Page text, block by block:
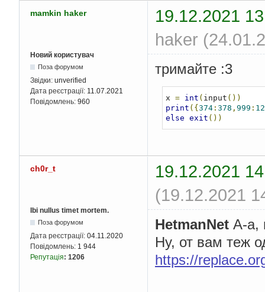
mamkin haker
19.12.2021
haker
Новий користувач
Поза форумом
Звідки: unverified
Дата реєстрації: 11.07.2021
Повідомлень: 960
тримайте :3
x = int ( input ())
print ({374: 378 , 999 :
else exit ())
ch0r_t
19.12.2021
(19.12.2021
Ibi nullus timet mortem.
Поза форумом
Дата реєстрації: 04.11.2020
Повідомлень: 1 944
Репутація: 1206
HetmanNet А-а,
Ну, от вам теж
https://